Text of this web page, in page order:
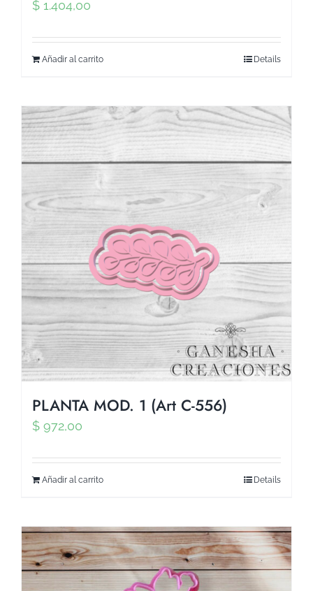
$ 1.404,00
Añadir al carrito Details
PLANTA MOD. 1 (Art C-556)
$ 972,00
Añadir al carrito Details